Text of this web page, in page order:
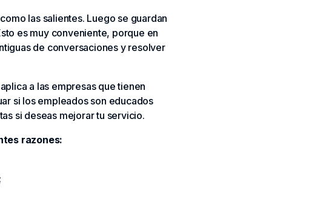
las salientes. Luego se guardan
es muy conveniente, porque en
de conversaciones y resolver
a las empresas que tienen
si los empleados son educados
si deseas mejorar tu servicio.
razones: